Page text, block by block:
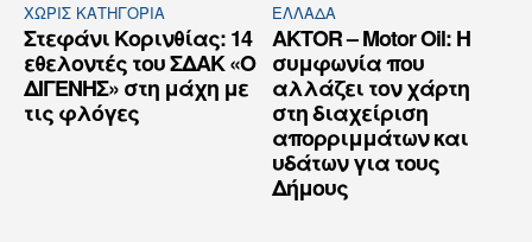
ΧΩΡΊΣ ΚΑΤΗΓΟΡΊΑ
Στεφάνι Κορινθίας: 14
εθελοντές του ΣΔΑΚ «Ο
ΔΙΓΕΝΗΣ» στη μάχη με
τις φλόγες
ΕΛΛΆΔΑ
AKTOR – Motor Oil: Η
συμφωνία που
αλλάζει τον χάρτη
στη διαχείριση
απορριμμάτων και
υδάτων για τους
Δήμους